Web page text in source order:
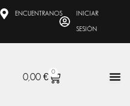
ENCUENTRANOS INICIAR
SESIÓN
0,00€
0
CARRITO